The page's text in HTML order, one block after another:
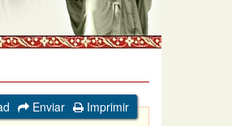
Enviar
Imprimir